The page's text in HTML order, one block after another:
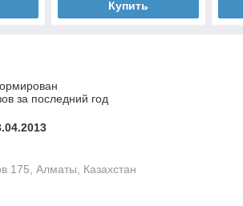
Купить
за последний год
175, Алматы, Казахстан